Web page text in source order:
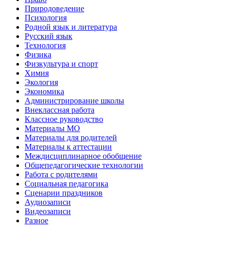
Природоведение
Психология
Родной язык и литература
Русский язык
Технология
Физика
Физкультура и спорт
Химия
Экология
Экономика
Администрирование школы
Внеклассная работа
Классное руководство
Материалы МО
Материалы для родителей
Материалы к аттестации
Междисциплинарное обобщение
Общепедагогические технологии
Работа с родителями
Социальная педагогика
Сценарии праздников
Аудиозаписи
Видеозаписи
Разное